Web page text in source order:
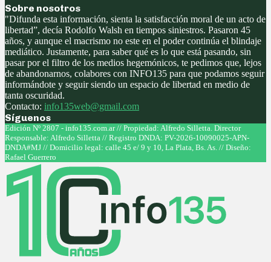
Sobre nosotros
"Difunda esta información, sienta la satisfacción moral de un acto de
libertad”, decía Rodolfo Walsh en tiempos siniestros. Pasaron 45
años, y aunque el macrismo no este en el poder continúa el blindaje
mediático. Justamente, para saber qué es lo que está pasando, sin
pasar por el filtro de los medios hegemónicos, te pedimos que, lejos
de abandonarnos, colabores con INFO135 para que podamos seguir
informándote y seguir siendo un espacio de libertad en medio de
tanta oscuridad.
Contacto: info135web@gmail.com
Síguenos
Facebook
Twitter
Instagram
Youtube
Edición Nº 2807 - info135.com.ar // Propiedad: Alfredo Silletta. Director
Responsable: Alfredo Silletta // Registro DNDA: PV-2026-10090025-APN-
DNDA#MJ // Domicilio legal: calle 45 e/ 9 y 10, La Plata, Bs. As. // Diseño:
Rafael Guerrero